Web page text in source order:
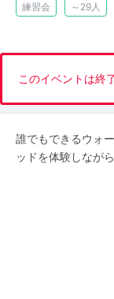
練習会 ～29人
このイベントは終
誰でもできるウォ
ッドを体験しなが